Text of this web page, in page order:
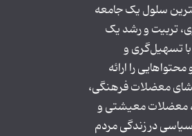
سلول یک جامعه
تربیت و رشد یک
تسهیل‌گری و
را ارائه
معضلات فرهنگی،
معضلات معیشتی و
در زندگی مردم